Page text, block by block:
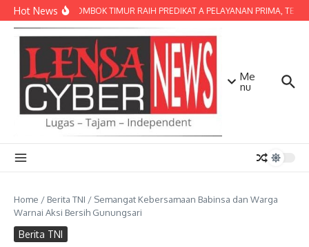
Lewati ke konten
Hot NewsPOLRES LOMBOK TIMUR RAIH PREDIKAT A PELAYANAN PRIMA,
Me
nu
Home / Berita TNI / Semangat Kebersamaan Babinsa dan Warga
Warnai Aksi Bersih Gunungsari
Berita TNI